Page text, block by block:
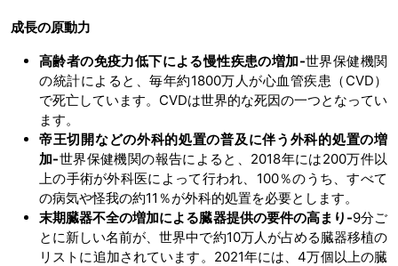
成長の原動力
高齢者の免疫力低下による慢性疾患の増加-世界保健機関
の統計によると、毎年約1800万人が心血管疾患（CVD）
で死亡しています。CVDは世界的な死因の一つとなってい
ます。
帝王切開などの外科的処置の普及に伴う外科的処置の増
加-世界保健機関の報告によると、2018年には200万件以
上の手術が外科医によって行われ、100％のうち、すべて
の病気や怪我の約11％が外科的処置を必要とします。
末期臓器不全の増加による臓器提供の要件の高まり-9分ご
とに新しい名前が、世界中で約10万人が占める臓器移植の
リストに追加されています。2021年には、4万個以上の臓